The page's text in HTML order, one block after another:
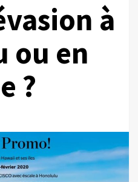
à
ou en
?